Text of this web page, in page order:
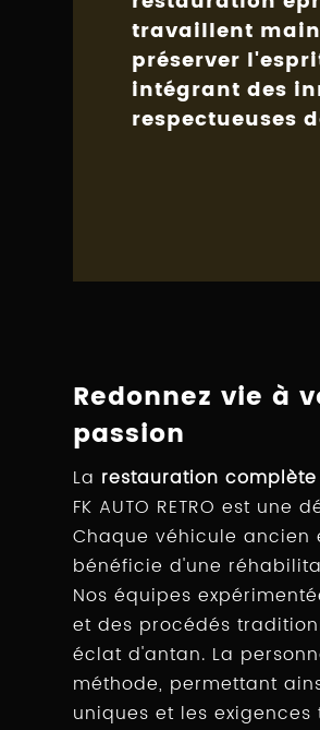
travaillent
préserver
intégrant des
respectueuses
Redonnez vie à
passion
La restauration
FK AUTO RETRO est
Chaque véhicule
bénéficie d'une
Nos équipes
et des procédés
éclat d'antan. La
méthode, permettant
uniques et les